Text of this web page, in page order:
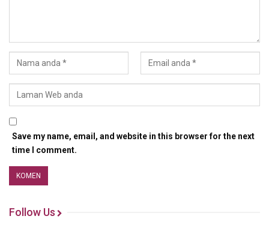
Save my name, email, and website in this browser for the next
time I comment.
Follow Us